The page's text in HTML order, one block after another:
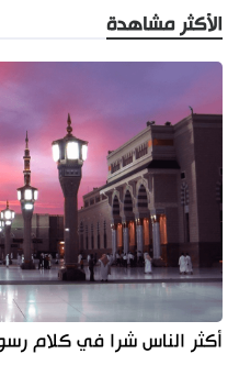
الأكثر مشاهدة
أكثر الناس شرا في كلام